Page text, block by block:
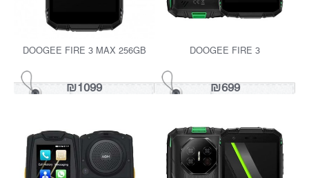
לכשר
DOOGEE BLADE 10 ENERGY
PRO